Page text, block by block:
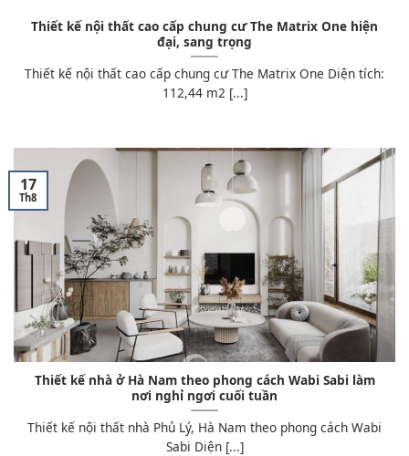
Thiết kế nội thất cao cấp chung cư The Matrix One hiện
đại, sang trọng
Thiết kế nội thất cao cấp chung cư The Matrix One Diện tích:
112,44 m2 [...]
Thiết kế nhà ở Hà Nam theo phong cách Wabi Sabi làm
nơi nghỉ ngơi cuối tuần
Thiết kế nội thất nhà Phủ Lý, Hà Nam theo phong cách Wabi
Sabi Diện [...]
17
Th8